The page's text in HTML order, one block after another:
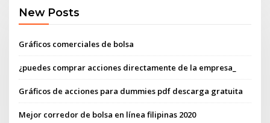
New Posts
Gráficos comerciales de bolsa
¿puedes comprar acciones directamente de la empresa_
Gráficos de acciones para dummies pdf descarga gratuita
Mejor corredor de bolsa en línea filipinas 2020